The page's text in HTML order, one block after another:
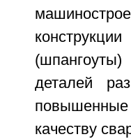
(шпангоуты)
деталей
повышенные
качеству